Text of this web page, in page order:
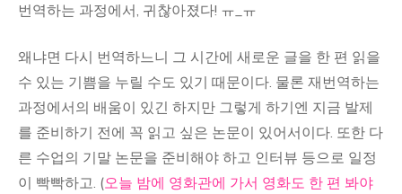
번역하는 과정에서, 귀찮아졌다! ㅠ_ㅠ
왜냐면 다시 번역하느니 그 시간에 새로운 글을 한 편 읽을
수 있는 기쁨을 누릴 수도 있기 때문이다. 물론 재번역하는
과정에서의 배움이 있긴 하지만 그렇게 하기엔 지금 발제
를 준비하기 전에 꼭 읽고 싶은 논문이 있어서이다. 또한 다
른 수업의 기말 논문을 준비해야 하고 인터뷰 등으로 일정
이 빡빡하고. (오늘 밤에 영화관에 가서 영화도 한 편 봐야